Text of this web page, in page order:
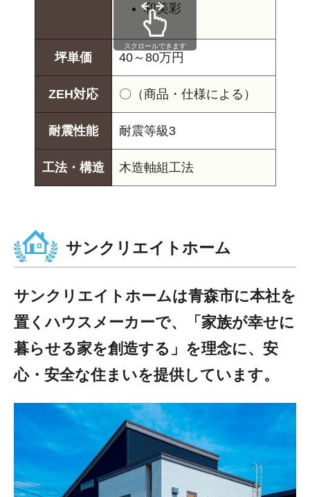
和美彩
坪単価 40～80万円
ZEH対応 〇（商品・仕様による）
耐震性能 耐震等級3
工法・構造 木造軸組工法
スクロールできます
サンクリエイトホーム
サンクリエイトホームは青森市に本社を
置くハウスメーカーで、「家族が幸せに
暮らせる家を創造する」を理念に、安
心・安全な住まいを提供しています。